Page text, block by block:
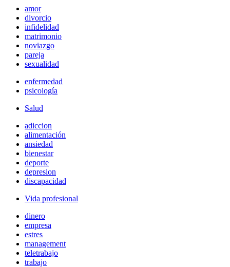
amor
divorcio
infidelidad
matrimonio
noviazgo
pareja
sexualidad
enfermedad
psicología
Salud
adiccion
alimentación
ansiedad
bienestar
deporte
depresion
discapacidad
Vida profesional
dinero
empresa
estres
management
teletrabajo
trabajo